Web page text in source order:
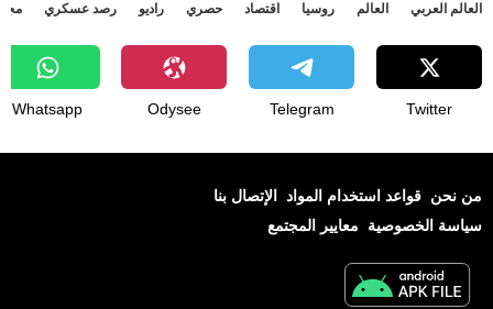
العالم العربي العالم روسيا اقتصاد حصري راديو رصد عسكري
Twitter
Telegram
Odysee
Whatsapp
من نحن قواعد استخدام المواد
الإتصال بنا
سياسة الخصوصية
معايير المجتمع